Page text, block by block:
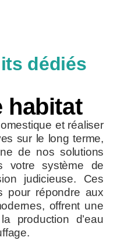
dédiés
habitat
et réaliser
sur le long terme,
de nos solutions
votre système de
judicieuse. Ces
pour répondre aux
offrent une
production d’eau